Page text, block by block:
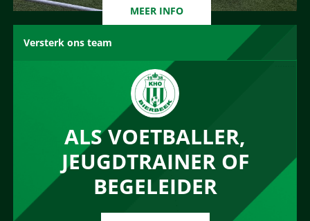
MEER INFO
Versterk ons team
ALS VOETBALLER,
JEUGDTRAINER OF
BEGELEIDER